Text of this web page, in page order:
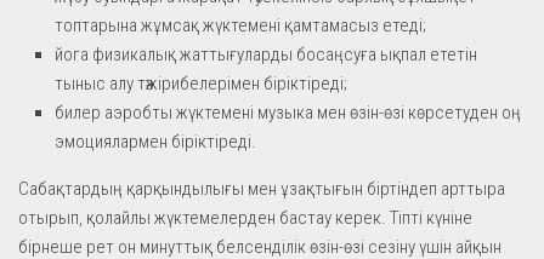
топтарына жұмсақ жүктемені қамтамасыз етеді;
йога физикалық жаттығуларды босаңсуға ықпал ететін
тыныс алу тәжірибелерімен біріктіреді;
билер аэробты жүктемені музыка мен өзін-өзі көрсетуден оң
эмоциялармен біріктіреді.
Сабақтардың қарқындылығы мен ұзақтығын біртіндеп арттыра
отырып, қолайлы жүктемелерден бастау керек. Тіпті күніне
бірнеше рет он минуттық белсенділік өзін-өзі сезіну үшін айқын